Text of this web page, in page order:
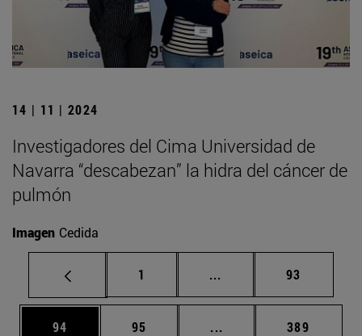
14 | 11 | 2024
Investigadores del Cima Universidad de
Navarra “descabezan” la hidra del cáncer de
pulmón
Imagen Cedida
Página
1 ... Páginas intermedias
Página
93
Página
94 Página
95 ... Páginas intermedias
Página
389